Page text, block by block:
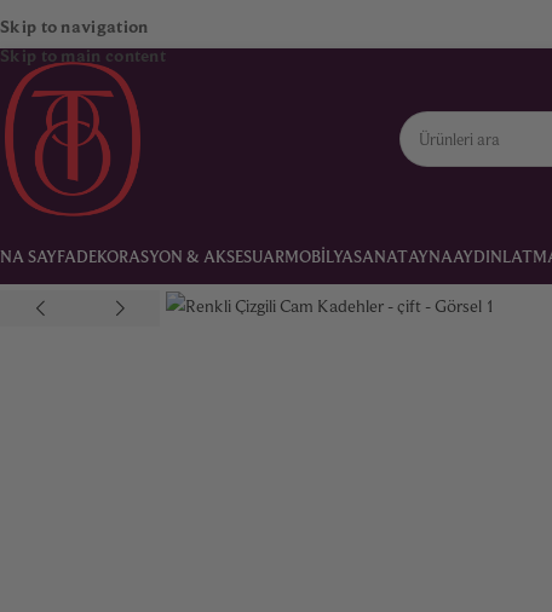
Skip to navigation
Skip to main content
SAYFADEKORASYON & AKSESUARMOBILYASANATAYNA